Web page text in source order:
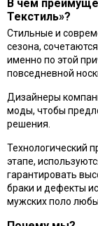
В чем
Текстиль»?
Стильные и
сезона,
именно по этой
повседневной
Дизайнеры
моды, чтобы
решения.
Технологический
этапе,
гарантировать
браки и дефекты
мужских поло